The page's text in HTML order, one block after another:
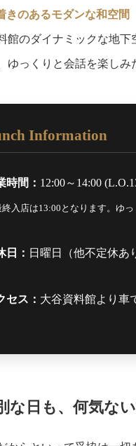
きのあるモダンな和空間
館のダイナミックな地
ゆっくりと会話を楽しみ
Information
時間： 12:00～14:00
入店は13:00となります。ゆっ
日： 日曜日（他不定休あ
セス： 大谷資料館より車
な日も、何気ない